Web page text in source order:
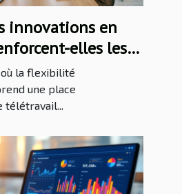
innovations en
elles les
la flexibilité
une place